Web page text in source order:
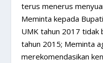
terus menerus
Meminta kepada
UMK tahun 2017 tidak
tahun 2015; Meminta
merekomendasikan